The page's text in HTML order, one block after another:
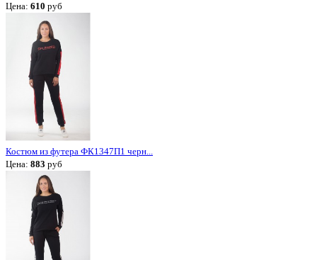
Цена: 610 руб
Костюм из футера ФК1347П1 черн...
Цена: 883 руб